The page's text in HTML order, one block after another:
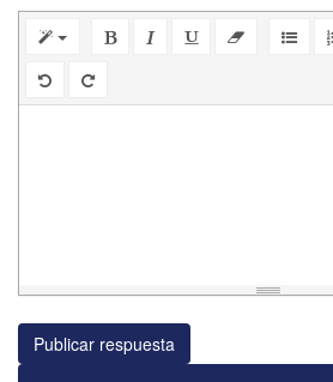
Publicar respuesta